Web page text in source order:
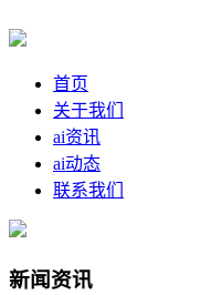
首页
关于我们
ai资讯
ai动态
联系我们
新闻资讯